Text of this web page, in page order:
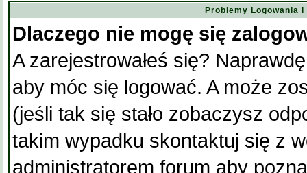
Problemy Logowania
Dlaczego nie mogę się
A zarejestrowałeś się?
aby móc się logować. A może
(jeśli tak się stało zobaczysz
takim wypadku skontaktuj się z
administratorem forum aby